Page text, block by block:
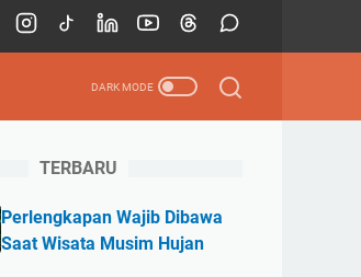
TERBARU
Perlengkapan Wajib Dibawa
Saat Wisata Musim Hujan